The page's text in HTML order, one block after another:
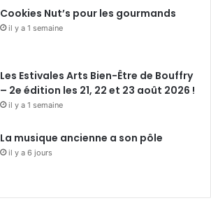
Cookies Nut’s pour les gourmands
il y a 1 semaine
Les Estivales Arts Bien-Être de Bouffry
– 2e édition les 21, 22 et 23 août 2026 !
il y a 1 semaine
La musique ancienne a son pôle
il y a 6 jours